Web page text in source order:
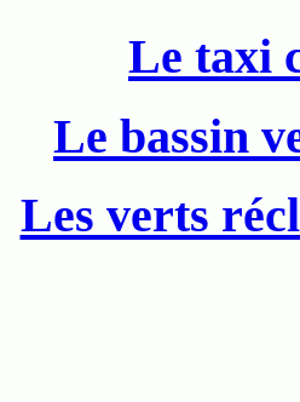
Le taxi
Le bassin
Les verts